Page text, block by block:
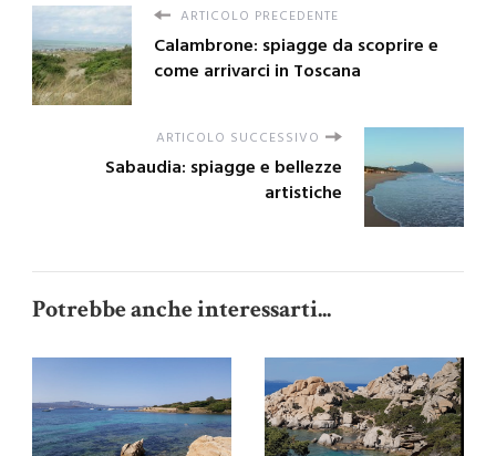
ARTICOLO PRECEDENTE
Calambrone: spiagge da scoprire e
come arrivarci in Toscana
ARTICOLO SUCCESSIVO
Sabaudia: spiagge e bellezze
artistiche
Potrebbe anche interessarti...